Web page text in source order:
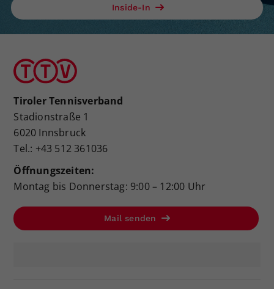
Inside-In
Tiroler Tennisverband
Stadionstraße 1
6020 Innsbruck
Tel.: +43 512 361036
Öffnungszeiten:
Montag bis Donnerstag: 9:00 – 12:00 Uhr
Mail senden